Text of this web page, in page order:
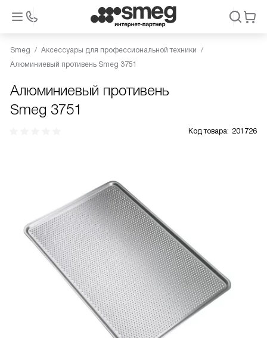
Smeg
Аксессуары для профессиональной техники
Алюминиевый противень Smeg 3751
Алюминиевый противень
Smeg 3751
Код товара: 201726